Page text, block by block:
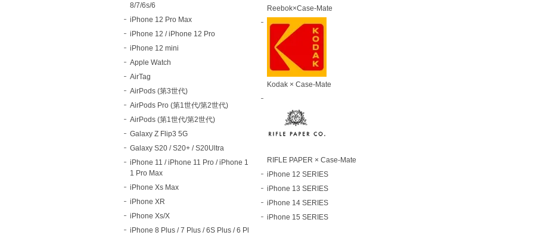
8/7/6s/6
iPhone 12 Pro Max
iPhone 12 / iPhone 12 Pro
iPhone 12 mini
Apple Watch
AirTag
AirPods (第3世代)
AirPods Pro (第1世代/第2世代)
AirPods (第1世代/第2世代)
Galaxy Z Flip3 5G
Galaxy S20 / S20+ / S20Ultra
iPhone 11 / iPhone 11 Pro / iPhone 1
1 Pro Max
iPhone Xs Max
iPhone XR
iPhone Xs/X
iPhone 8 Plus / 7 Plus / 6S Plus / 6 Pl
Reebok×Case-Mate
Kodak × Case-Mate
RIFLE PAPER × Case-Mate
iPhone 12 SERIES
iPhone 13 SERIES
iPhone 14 SERIES
iPhone 15 SERIES